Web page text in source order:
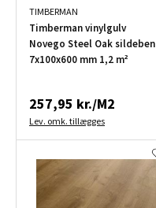
TIMBERMAN
Timberman vinylgulv
Novego Steel Oak sildeben
7x100x600 mm 1,2 m²
257,95 kr./M2
Lev. omk. tillægges